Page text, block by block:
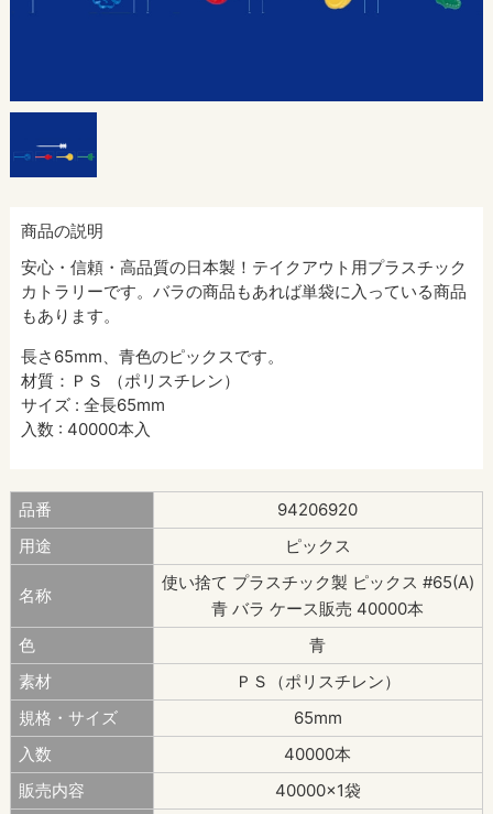
商品の説明
安心・信頼・高品質の日本製！テイクアウト用プラスチック
カトラリーです。バラの商品もあれば単袋に入っている商品
もあります。
長さ65mm、青色のピックスです。
材質：ＰＳ （ポリスチレン）
サイズ : 全長65mm
入数 : 40000本入
品番
94206920
用途
ピックス
名称
使い捨て プラスチック製 ピックス #65(A)
青 バラ ケース販売 40000本
色
青
素材
ＰＳ（ポリスチレン）
規格・サイズ
65mm
入数
40000本
販売内容
40000×1袋